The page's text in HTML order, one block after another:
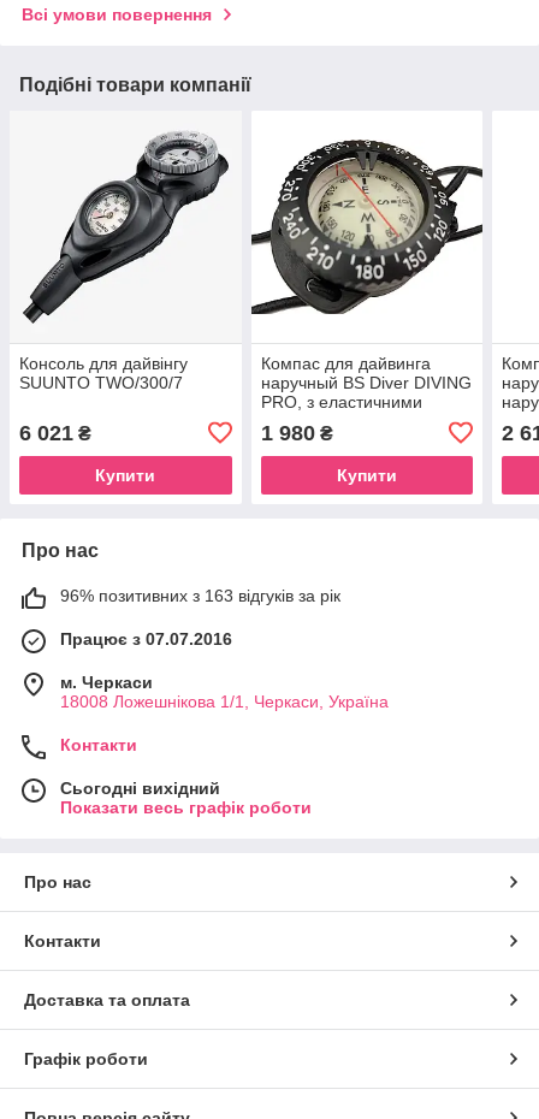
Всі умови повернення
Подібні товари компанії
Консоль для дайвінгу
SUUNTO TWO/300/7
6 021 ₴
Купити
Компас для дайвинга
наручный BS Diver DIVING
PRO, з еластичними
1 980₴
Купити
2
Про нас
96% позитивних з 163 відгуків за рік
Працює з 07.07.2016
м. Черкаси
18008 Ложешнікова 1/1, Черкаси, Україна
Контакти
Сьогодні вихідний
Показати весь графік роботи
Про нас
Контакти
Доставка та оплата
Графік роботи